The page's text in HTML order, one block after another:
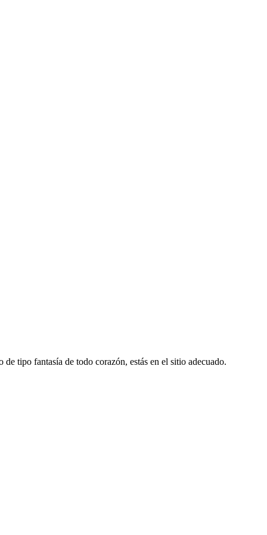
tipo fantasía de todo corazón, estás en el sitio adecuado.